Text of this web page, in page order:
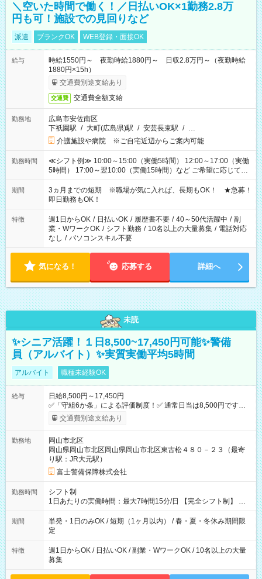
＼空いた時間で働く！／日払いOK×1勤務2.8万
円も可！施設での見回りなど
派遣 ブランクOK WEB登録・面接OK
給与
時給1550円～ 夜勤時給1880円～ 日収2.8万円～（夜勤時給
1880円×15h）
交通費別途支給あり
交通費 交通費全額支給
勤務地
広島市安佐南区
下祇園駅 / 大町(広島県)駅 / 安芸長束駅 / …
介護施設や病院 ※ご自宅近辺からご案内可能
勤務時間
≪シフト例≫ 10:00～15:00（実働5時間） 12:00～17:00（実働
5時間） 17:00～翌10:00（実働15時間）など ご希望に応じて、
働く時間は調整できます！ お気軽に担当へ相談ください！
期間
3ヵ月までの短期 ※職場が気に入れば、長期もOK！ ★急募！
即日勤務もOK！
特徴 週1日からOK / 日払いOK / 履歴書不要 / 40～50代活躍中 / 副
業・WワークOK / シフト勤務 / 10名以上の大量募集 / 電話対応
なし / パソコンスキル不要
気になる！ 応募する 詳細へ
未読
✨シニア活躍！１日8,500~17,450円可能✨警備
員（アルバイト）✨実質実働平均5時間
アルバイト 職種未経験OK
給与
日給8,500円～17,450円
✅「守組6か条」による評価制度！✅ 通常日当は8,500円ですが
上記評価制度により「S級隊員」と認定されれば10,000円の日当
を支給します。 (1)上記勤務者が交通2級資格者の場合10,000円
14,375円 (3)上記現場が日祝深夜の場合 17,250円 (4)上記勤務
者が現場までの運転者の場合17,250+200円＝17,450円 -----------
------------------------------- *最高日当額 17,450円* ---------------------
--------------------- より上位の資格取得やリーダー手当を取得する
と ”さらに”加算されます！ ✅実質実働平均5時間なので、時給換
算すると3,490円！！ ※振込手数料なども一切ありません。
【試用期間】試用期間なし
交通費別途支給あり
勤務地
岡山市北区
岡山県岡山市北区岡山県岡山市北区東古松４８０－２３（最寄
り駅：JR大元駅）
富士警備保障株式会社
勤務時間
シフト制
1日あたりの実働時間：最大7時間15分/日 【完全シフト制】 例
(1) 8：00~17:00（休憩１h） 例(2) 13:00~16:00（早上がりでも
全額支給！）
期間
単発・1日のみOK / 短期（1ヶ月以内） / 春・夏・冬休み期間限
定
特徴
週1日からOK / 日払いOK / 副業・WワークOK / 10名以上の大量
募集